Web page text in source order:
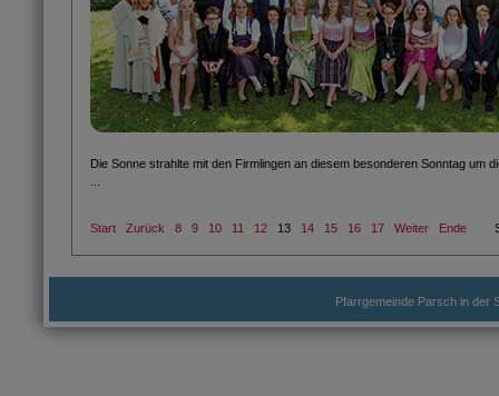
Die Sonne strahlte mit den Firmlingen an diesem besonderen Sonntag um
Start Zurück 8 9 10 11 12 13 14 15 16 17 Weiter Ende
Pfarrgemeinde Parsch in der